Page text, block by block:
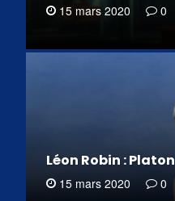
15 mars 2020 0
Léon Robin :
15 mars 2020 0